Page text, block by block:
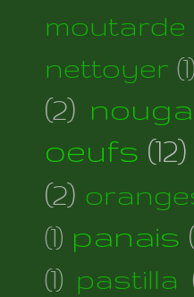
moutarde
nettoyer (1)
(2)
oeufs (12)
(2)
(1) panais
(1) pastilla